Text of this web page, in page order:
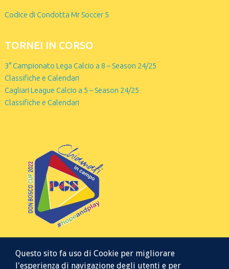
Codice di Condotta Mr Soccer 5
TORNEI IN CORSO
3° Campionato Lega Calcio a 8 – Season 24/25
Classifiche e Calendari
Cagliari League Calcio a 5 – Season 24/25
Classifiche e Calendari
Questo sito fa uso di Cookie per migliorare
l'esperienza di navigazione degli utenti e per